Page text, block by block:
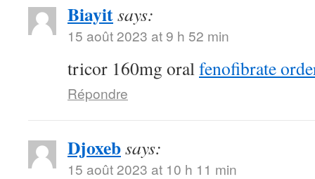
Biayitsays:
15 août 2023 at 9 h 52 min
tricor 160mg oralfenofibrate
Répondre
Djoxebsays:
15 août 2023 at 10 h 11 min